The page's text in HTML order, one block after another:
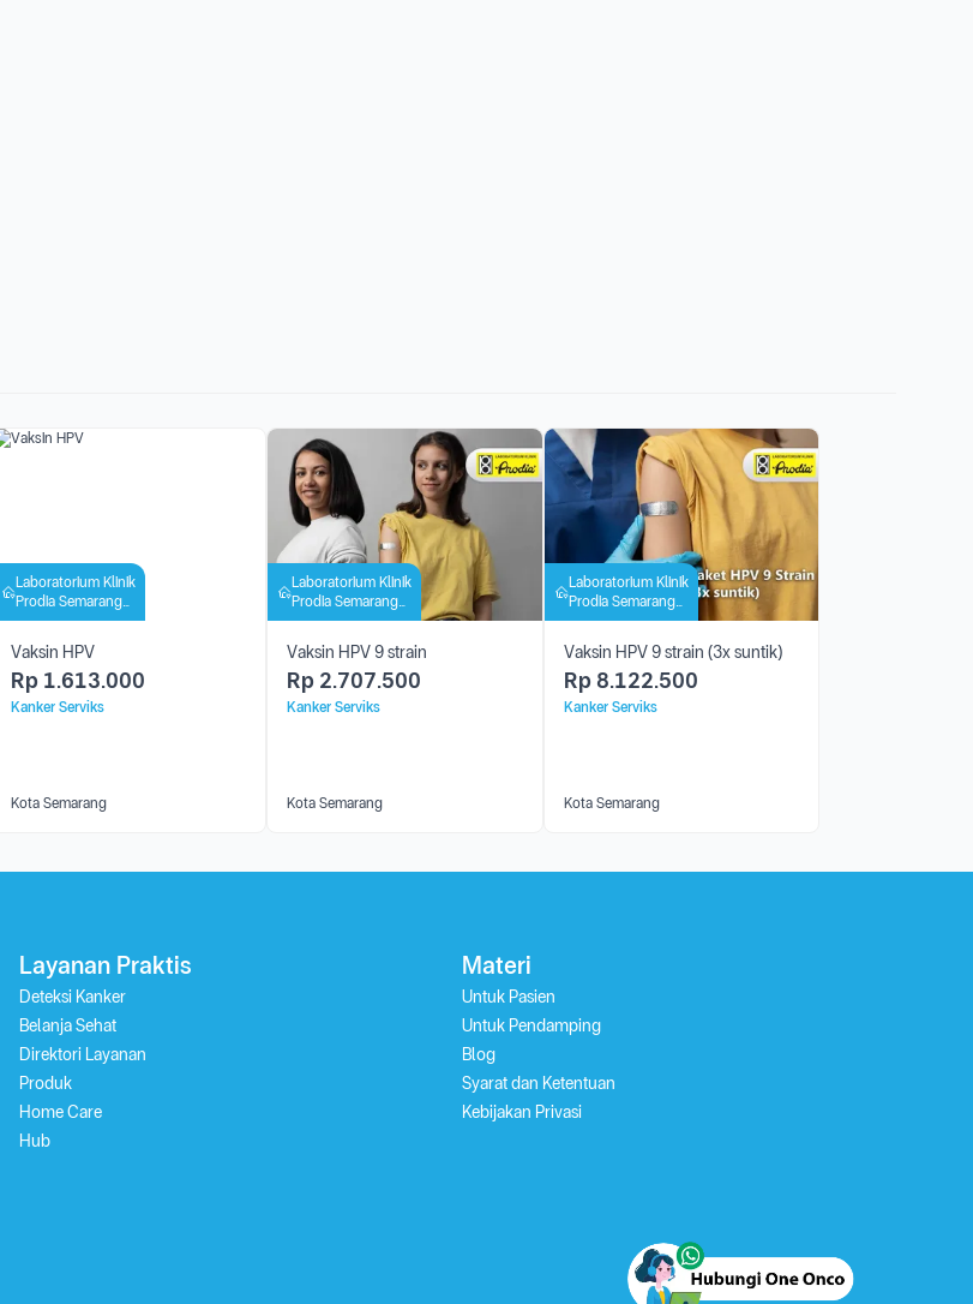
Laboratorium Klinik
Prodia Semarang
Barat
Vaksin HPV
Rp 1.613.000
Kanker Serviks
Kota Semarang
Laboratorium Klinik
Prodia Semarang
Barat
Vaksin HPV 9 strain
Rp 2.707.500
Kanker Serviks
Kota Semarang
Laboratorium Klinik
Prodia Semarang
Barat
Vaksin HPV 9 strain (3x suntik)
Rp 8.122.500
Kanker Serviks
Kota Semarang
Layanan Praktis
Deteksi Kanker
Belanja Sehat
Direktori Layanan
Produk
Home Care
Hub
Materi
Untuk Pasien
Untuk Pendamping
Blog
Syarat dan Ketentuan
Kebijakan Privasi